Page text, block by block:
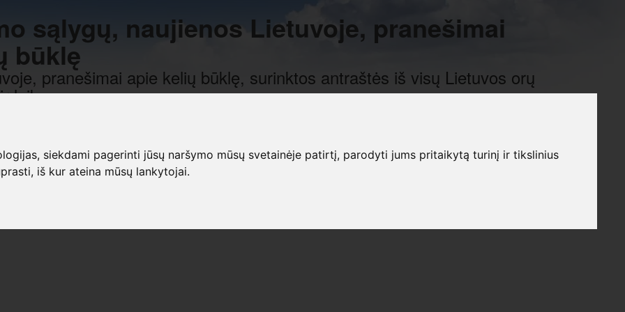
siekdami pagerinti jūsų naršymo mūsų svetainėje patirtį, parodyti jums pritaikytą turinį ir tikslinius
iš kur ateina mūsų lankytojai.
sąlygų, naujienos Lietuvoje, pranešimai
būklę
pranešimai apie kelių būklę, surinktos antraštės iš visų Lietuvos orų
laiką.